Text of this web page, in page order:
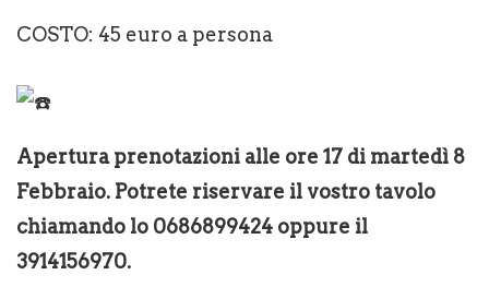
COSTO: 45 euro a persona
Apertura prenotazioni alle ore 17 di martedì 8
Febbraio. Potrete riservare il vostro tavolo
chiamando lo 0686899424 oppure il
3914156970.